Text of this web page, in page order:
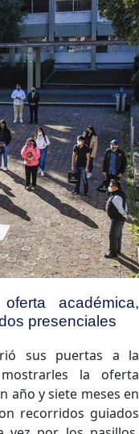
académica,
presenciales
sus puertas a la
la oferta
año y siete meses en
recorridos guiados